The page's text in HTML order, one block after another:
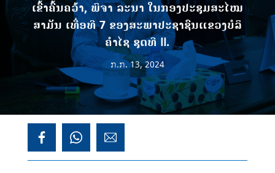
ເຂົ້າຄົ້ນຄວ້າ, ພິຈາ ລະນາ ໃນກອງປະຊຸມສະໄໝ
ສາມັນ ເທື່ອທີ 7 ຂອງສະພາປະຊາຊົນແຂວງບໍລິ
ຄໍາໄຊ ຊຸດທີ II.
ກ.ກ. 13, 2024